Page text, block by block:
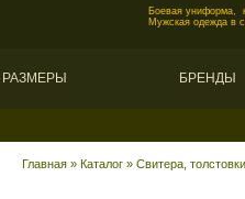
Боевая униформа,
Мужская одежда в
РАЗМЕРЫ БРЕНДЫ
Главная » Каталог » Свитера,